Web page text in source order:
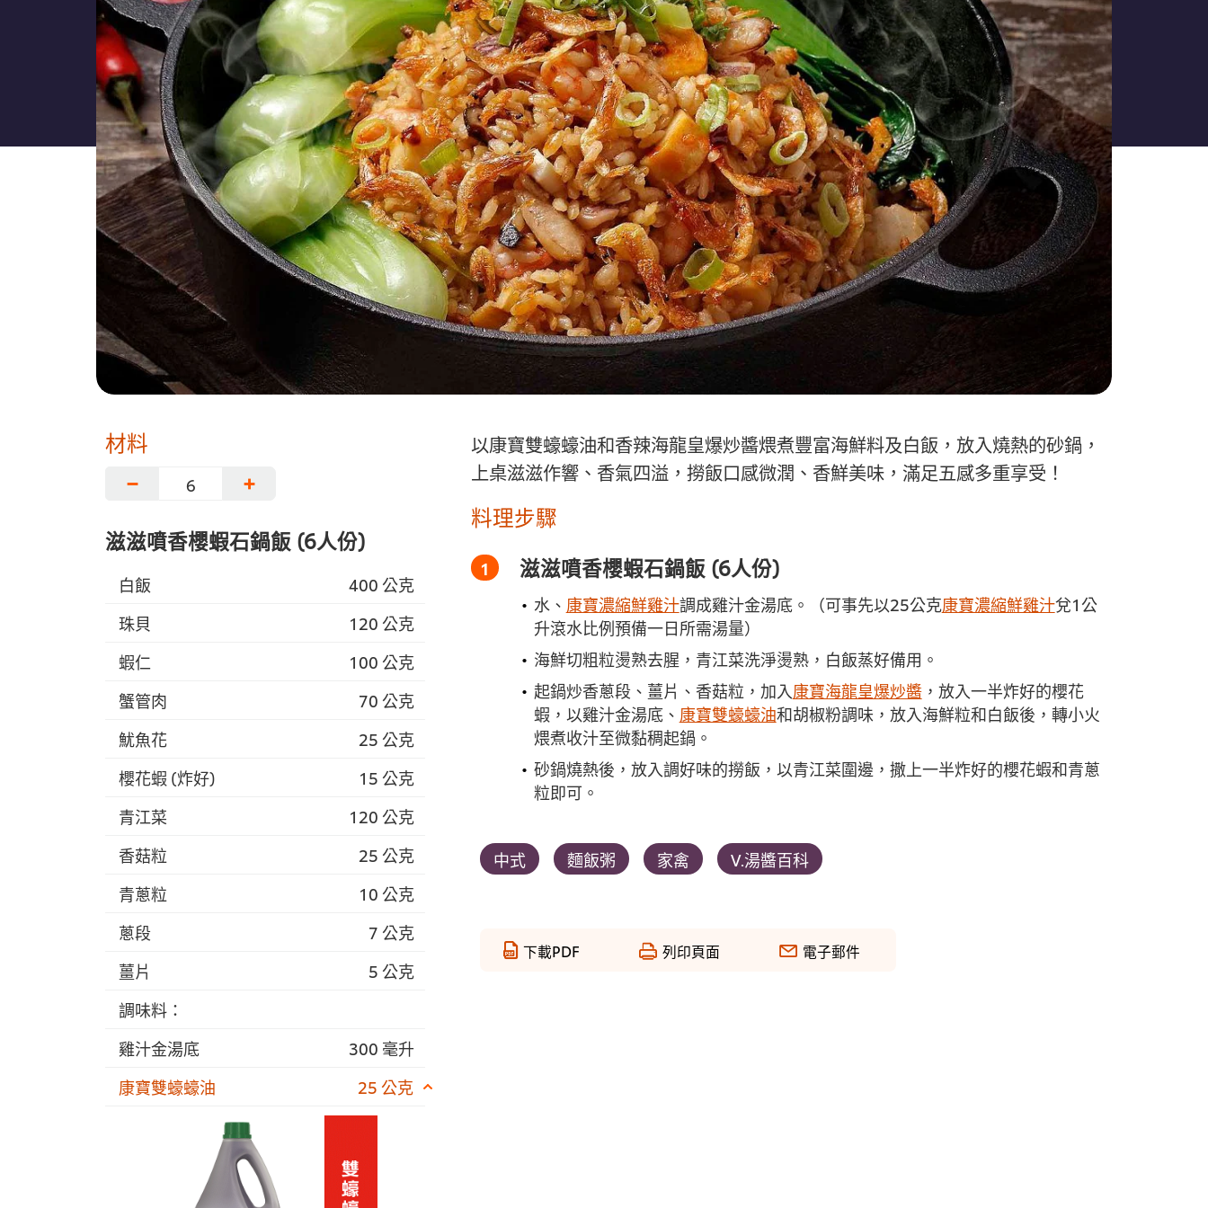
材料
−
+
滋滋噴香櫻蝦石鍋飯 (6人份)
白飯
400 公克
珠貝
120 公克
蝦仁
100 公克
蟹管肉
70 公克
魷魚花
25 公克
櫻花蝦 (炸好)
15 公克
青江菜
120 公克
香菇粒
25 公克
青蔥粒
10 公克
蔥段
7 公克
薑片
5 公克
調味料：
雞汁金湯底
300 毫升
康寶雙蠔蠔油
25 公克
以康寶雙蠔蠔油和香辣海龍皇爆炒醬煨煮豐富海鮮料及白飯，放入燒熱的砂鍋，
上桌滋滋作響、香氣四溢，撈飯口感微潤、香鮮美味，滿足五感多重享受！
料理步驟
滋滋噴香櫻蝦石鍋飯 (6人份)
水、 康寶濃縮鮮雞汁調成雞汁金湯底。（可事先以25公克康寶濃縮鮮雞汁兌1公
升滾水比例預備一日所需湯量）
海鮮切粗粒燙熟去腥，青江菜洗淨燙熟，白飯蒸好備用。
起鍋炒香蔥段、薑片、香菇粒，加入 康寶海龍皇爆炒醬，放入一半炸好的櫻花
蝦，以雞汁金湯底、 康寶雙蠔蠔油和胡椒粉調味，放入海鮮粒和白飯後，轉小火
煨煮收汁至微黏稠起鍋。
砂鍋燒熱後，放入調好味的撈飯，以青江菜圍邊，撒上一半炸好的櫻花蝦和青蔥
粒即可。
中式 麵飯粥 家禽 V.湯醬百科
下載PDF 列印頁面 電子郵件